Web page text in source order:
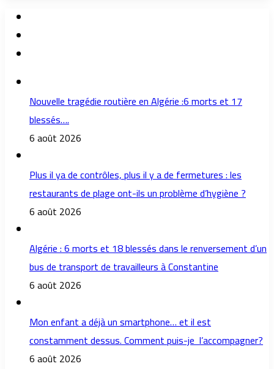
Nouvelle tragédie routière en Algérie :6 morts et 17
blessés….
6 août 2026
Plus il ya de contrôles, plus il y a de fermetures : les
restaurants de plage ont-ils un problème d’hygiène ?
6 août 2026
Algérie : 6 morts et 18 blessés dans le renversement d’un
bus de transport de travailleurs à Constantine
6 août 2026
Mon enfant a déjà un smartphone… et il est
constamment dessus. Comment puis-je l’accompagner?
6 août 2026